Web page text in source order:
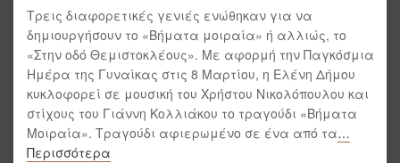
Τρεις διαφορετικές γενιές ενώθηκαν για να
δημιουργήσουν το «Βήματα μοιραία» ή αλλιώς, το
«Στην οδό Θεμιστοκλέους». Με αφορμή την Παγκόσμια
Ημέρα της Γυναίκας στις 8 Μαρτίου, η Ελένη Δήμου
κυκλοφορεί σε μουσική του Χρήστου Νικολόπουλου και
στίχους του Γιάννη Κολλιάκου το τραγούδι «Βήματα
Μοιραία». Τραγούδι αφιερωμένο σε ένα από τα…
Περισσότερα